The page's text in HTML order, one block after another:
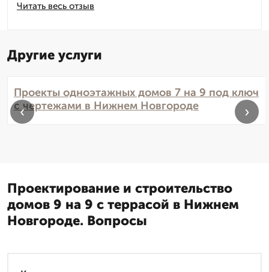
Читать весь отзыв
Другие услуги
Проекты одноэтажных домов 7 на 9 под ключ
с чертежами в Нижнем Новгороде
‹ ›
Проектирование и строительство
домов 9 на 9 с террасой в Нижнем
Новгороде. Вопросы